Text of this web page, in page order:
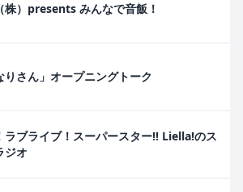
株）presents みんなで音飯！
りさん」オープニングトーク
ラブライブ！スーパースター!! Liella!のス
ジオ